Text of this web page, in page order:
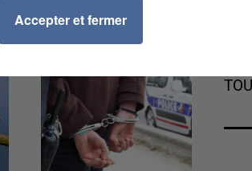
Accepter et fermer